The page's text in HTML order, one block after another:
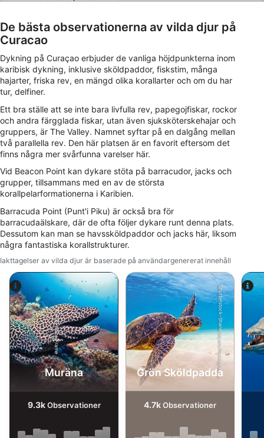
De bästa observationerna av vilda djur på
Curacao
Dykning på Curaçao erbjuder de vanliga höjdpunkterna inom
karibisk dykning, inklusive sköldpaddor, fiskstim, många
hajarter, friska rev, en mängd olika korallarter och om du har
tur, delfiner.
Ett bra ställe att se inte bara livfulla rev, papegojfiskar, rockor
och andra färgglada fiskar, utan även sjuksköterskehajar och
gruppers, är The Valley. Namnet syftar på en dalgång mellan
två parallella rev. Den här platsen är en favorit eftersom det
finns några mer svårfunna varelser här.
Vid Beacon Point kan dykare stöta på barracudor, jacks och
grupper, tillsammans med en av de största
korallpelarformationerna i Karibien.
Barracuda Point (Punt'i Piku) är också bra för
barracudaälskare, där de ofta följer dykare runt denna plats.
Dessutom kan man se havssköldpaddor och jacks här, liksom
några fantastiska korallstrukturer.
Iakttagelser av vilda djur är baserade på användargenererat innehåll
Alamy-WaterFrame
Muräna
9.3kObservationer
Shutterstock-Shane Myers Photography
Grön Sköldpadda
4.7kObservationer